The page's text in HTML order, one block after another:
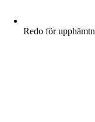
Redo för